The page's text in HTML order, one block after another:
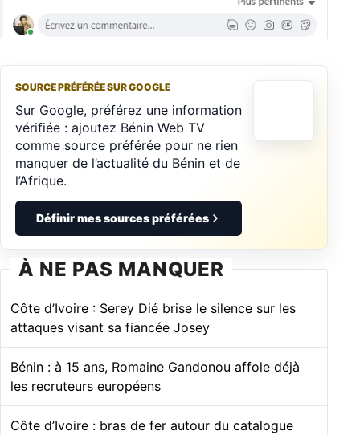
SOURCE PRÉFÉRÉE SUR GOOGLE
Sur Google, préférez une information
vérifiée : ajoutez Bénin Web TV
comme source préférée pour ne rien
manquer de l’actualité du Bénin et de
l’Afrique.
Définir mes sources préférées
À NE PAS MANQUER
Côte d’Ivoire : Serey Dié brise le silence sur les
attaques visant sa fiancée Josey
Bénin : à 15 ans, Romaine Gandonou affole déjà
les recruteurs européens
Côte d’Ivoire : bras de fer autour du catalogue